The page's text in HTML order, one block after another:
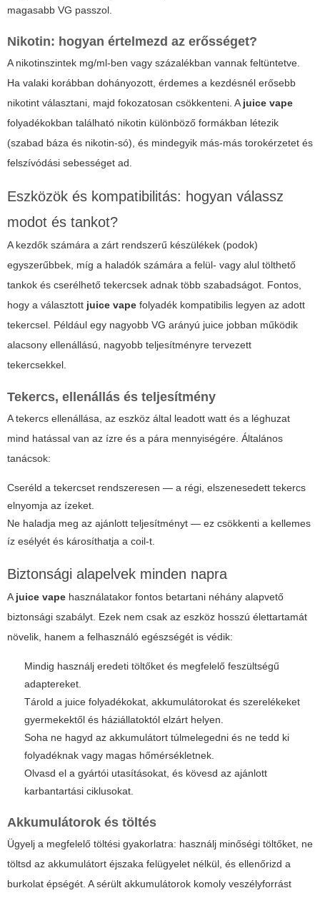
magasabb VG passzol.
Nikotin: hogyan értelmezd az erősséget?
A nikotinszintek mg/ml-ben vagy százalékban vannak feltüntetve.
Ha valaki korábban dohányozott, érdemes a kezdésnél erősebb
nikotint választani, majd fokozatosan csökkenteni. Ajuice vape
folyadékokban található nikotin különböző formákban létezik
(szabad báza és nikotin-só), és mindegyik más-más torokérzetet és
felszívódási sebességet ad.
Eszközök és kompatibilitás: hogyan válassz
modot és tankot?
A kezdők számára a zárt rendszerű készülékek (podok)
egyszerűbbek, míg a haladók számára a felül- vagy alul tölthető
tankok és cserélhető tekercsek adnak több szabadságot. Fontos,
hogy a választott juice vape folyadék kompatibilis legyen az adott
tekercsel. Például egy nagyobb VG arányú juice jobban működik
alacsony ellenállású, nagyobb teljesítményre tervezett
tekercsekkel.
Tekercs, ellenállás és teljesítmény
A tekercs ellenállása, az eszköz által leadott watt és a léghuzat
mind hatással van az ízre és a pára mennyiségére. Általános
tanácsok:
Cseréld a tekercset rendszeresen — a régi, elszenesedett tekercs
elnyomja az ízeket.
Ne haladja meg az ajánlott teljesítményt — ez csökkenti a kellemes
íz esélyét és károsíthatja a coil-t.
Biztonsági alapelvek minden napra
Ajuice vape használatakor fontos betartani néhány alapvető
biztonsági szabályt. Ezek nem csak az eszköz hosszú élettartamát
növelik, hanem a felhasználó egészségét is védik:
Mindig használj eredeti töltőket és megfelelő feszültségű
adaptereket.
Tárold a juice folyadékokat, akkumulátorokat és szerelékeket
gyermekektől és háziállatoktól elzárt helyen.
Soha ne hagyd az akkumulátort túlmelegedni és ne tedd ki
folyadéknak vagy magas hőmérsékletnek.
Olvasd el a gyártói utasításokat, és kövesd az ajánlott
karbantartási ciklusokat.
Akkumulátorok és töltés
Ügyelj a megfelelő töltési gyakorlatra: használj minőségi töltőket, ne
töltsd az akkumulátort éjszaka felügyelet nélkül, és ellenőrizd a
burkolat épségét. A sérült akkumulátorok komoly veszélyforrást